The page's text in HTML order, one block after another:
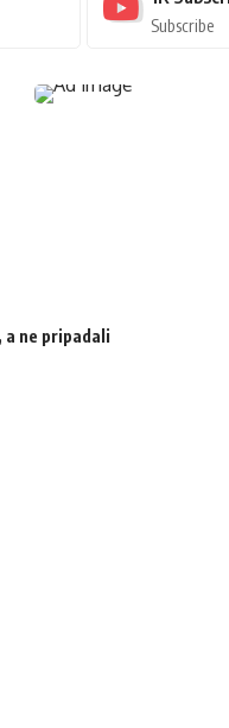
Subscribe
a ne pripadali